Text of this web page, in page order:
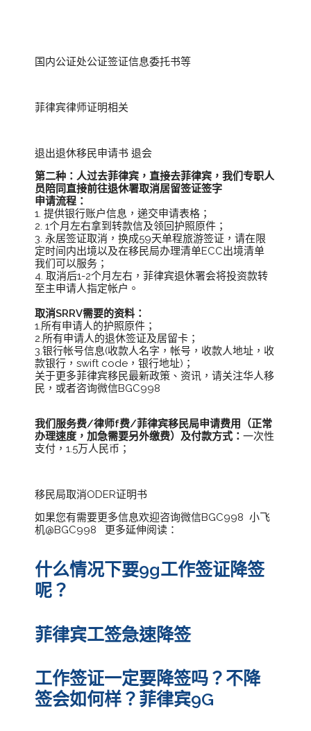
国内公证处公证签证信息委托书等
菲律宾律师证明相关
退出退休移民申请书 退会
第二种：人过去菲律宾，直接去菲律宾，我们专职人
员陪同直接前往退休署取消居留签证签字
申请流程：
1. 提供银行账户信息，递交申请表格；
2. 1个月左右拿到转款信及领回护照原件；
3. 永居签证取消，换成59天单程旅游签证，请在限
定时间内出境以及在移民局办理清单ECC出境清单
我们可以服务；
4. 取消后1-2个月左右，菲律宾退休署会将投资款转
至主申请人指定帐户。
取消SRRV需要的资料：
1.所有申请人的护照原件；
2.所有申请人的退休签证及居留卡；
3.银行帐号信息(收款人名字，帐号，收款人地址，收
款银行，swift code，银行地址)；
关于更多菲律宾移民最新政策、资讯，请关注华人移
民，或者咨询微信BGC998
我们服务费/律师f费/菲律宾移民局申请费用（正常
办理速度，加急需要另外缴费）及付款方式：一次性
支付，1.5万人民币；
移民局取消ODER证明书
如果您有需要更多信息欢迎咨询微信BGC998 小飞
机@BGC998 更多延伸阅读：
什么情况下要9g工作签证降签
呢？
菲律宾工签急速降签
工作签证一定要降签吗？不降
签会如何样？菲律宾9G